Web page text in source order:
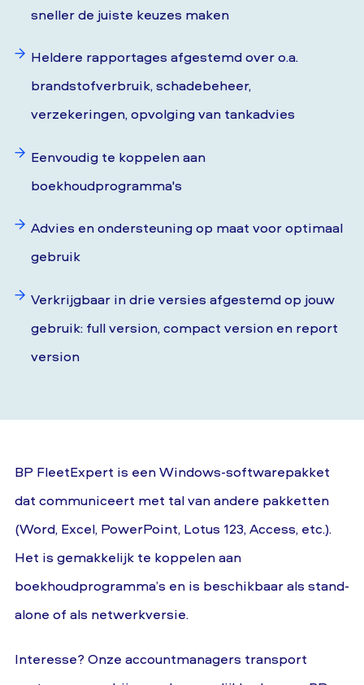
sneller de juiste keuzes maken
Heldere rapportages afgestemd over o.a.
brandstofverbruik, schadebeheer,
verzekeringen, opvolging van tankadvies
Eenvoudig te koppelen aan
boekhoudprogramma's
Advies en ondersteuning op maat voor optimaal
gebruik
Verkrijgbaar in drie versies afgestemd op jouw
gebruik: full version, compact version en report
version
BP FleetExpert is een Windows-softwarepakket
dat communiceert met tal van andere pakketten
(Word, Excel, PowerPoint, Lotus 123, Access, etc.).
Het is gemakkelijk te koppelen aan
boekhoudprogramma’s en is beschikbaar als stand-
alone of als netwerkversie.
Interesse? Onze accountmanagers transport